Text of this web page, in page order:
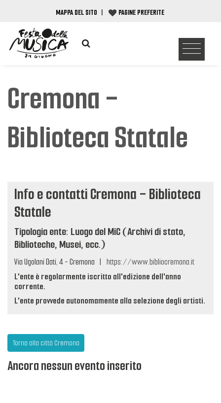
MAPPA DEL SITO | PAGINE PREFERITE
Cremona -
Biblioteca Statale
Info e contatti Cremona - Biblioteca
Statale
Tipologia ente: Luogo del MiC (Archivi di stato,
Biblioteche, Musei, ecc.)
Via Ugolani Dati, 4 - Cremona | https://www.bibliocremona.it
L'ente è regolarmente iscritto all'edizione dell'anno
corrente.
L'ente provvede autonomamente alla selezione degli artisti.
Torna alla città Cremona
Ancora nessun evento inserito